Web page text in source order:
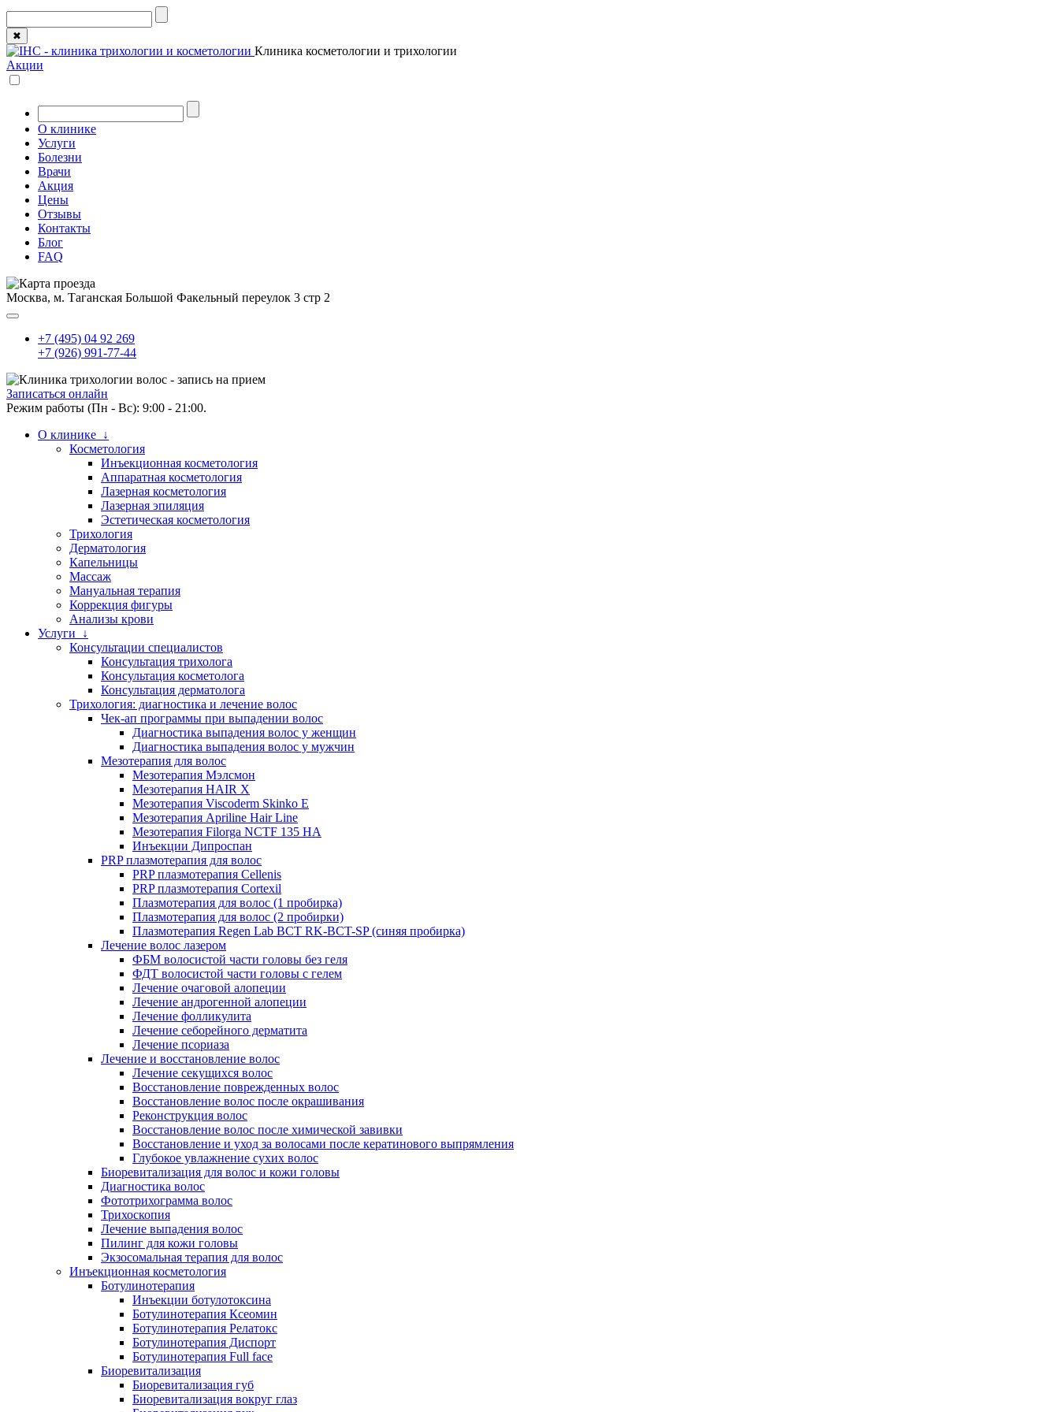
✖
Клиника косметологии и трихологии
Акции
О клинике
Услуги
Болезни
Врачи
Акция
Цены
Отзывы
Контакты
Блог
FAQ
Москва, м. Таганская Большой Факельный переулок 3 стр 2
+7 (495) 04 92 269
+7 (926) 991-77-44
Записаться онлайн
Режим работы (Пн - Вс): 9:00 - 21:00.
О клинике ↓
Косметология
Инъекционная косметология
Аппаратная косметология
Лазерная косметология
Лазерная эпиляция
Эстетическая косметология
Трихология
Дерматология
Капельницы
Массаж
Мануальная терапия
Коррекция фигуры
Анализы крови
Услуги ↓
Консультации специалистов
Консультация трихолога
Консультация косметолога
Консультация дерматолога
Трихология: диагностика и лечение волос
Чек-ап программы при выпадении волос
Диагностика выпадения волос у женщин
Диагностика выпадения волос у мужчин
Мезотерапия для волос
Мезотерапия Мэлсмон
Мезотерапия HAIR X
Мезотерапия Viscoderm Skinko E
Мезотерапия Apriline Hair Line
Мезотерапия Filorga NCTF 135 HA
Инъекции Дипроспан
PRP плазмотерапия для волос
PRP плазмотерапия Cellenis
PRP плазмотерапия Cortexil
Плазмотерапия для волос (1 пробирка)
Плазмотерапия для волос (2 пробирки)
Плазмотерапия Regen Lab BCT RK-BCT-SP (синяя пробирка)
Лечение волос лазером
ФБМ волосистой части головы без геля
ФДТ волосистой части головы с гелем
Лечение очаговой алопеции
Лечение андрогенной алопеции
Лечение фолликулита
Лечение себорейного дерматита
Лечение псориаза
Лечение и восстановление волос
Лечение секущихся волос
Восстановление поврежденных волос
Восстановление волос после окрашивания
Реконструкция волос
Восстановление волос после химической завивки
Восстановление и уход за волосами после кератинового выпрямления
Глубокое увлажнение сухих волос
Биоревитализация для волос и кожи головы
Диагностика волос
Фототрихограмма волос
Трихоскопия
Лечение выпадения волос
Пилинг для кожи головы
Экзосомальная терапия для волос
Инъекционная косметология
Ботулинотерапия
Инъекции ботулотоксина
Ботулинотерапия Ксеомин
Ботулинотерапия Релатокс
Ботулинотерапия Диспорт
Ботулинотерапия Full face
Биоревитализация
Биоревитализация губ
Биоревитализация вокруг глаз